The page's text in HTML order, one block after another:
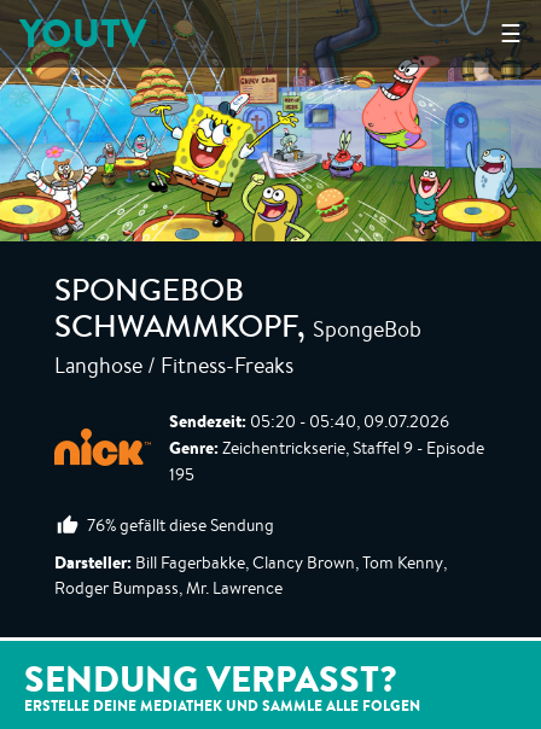
☰
YOUTV
SPONGEBOB
SCHWAMMKOPF, SpongeBob
Langhose / Fitness-Freaks
Sendezeit: 05:20 - 05:40, 09.07.2026
Genre: Zeichentrickserie, Staffel 9 - Episode
195
76% gefällt diese Sendung
Darsteller: Bill Fagerbakke, Clancy Brown, Tom Kenny,
Rodger Bumpass, Mr. Lawrence
SENDUNG VERPASST?
ERSTELLE DEINE MEDIATHEK UND SAMMLE ALLE FOLGEN